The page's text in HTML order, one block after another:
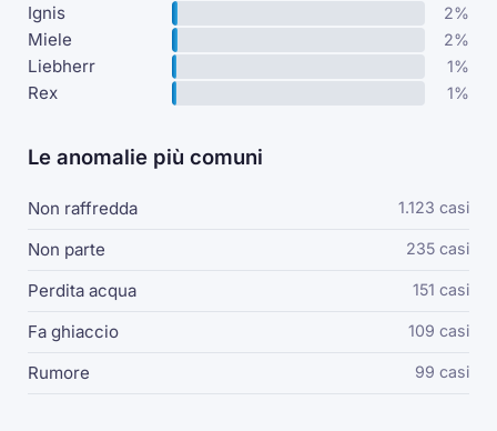
Ignis 2%
Miele 2%
Liebherr 1%
Rex 1%
Le anomalie più comuni
Non raffredda 1.123 casi
Non parte 235 casi
Perdita acqua 151 casi
Fa ghiaccio 109 casi
Rumore 99 casi